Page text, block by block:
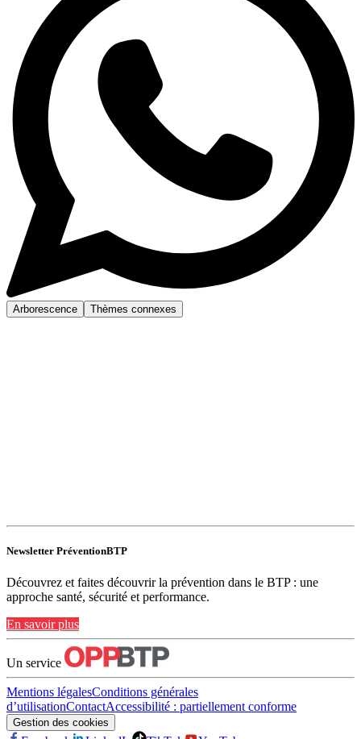
Arborescence Thèmes connexes
Newsletter PréventionBTP
Découvrez et faites découvrir la prévention dans le BTP : une
approche santé, sécurité et performance.
En savoir plus
Un service
Mentions légalesConditions générales
d’utilisationContactAccessibilité : partiellement conforme
Gestion des cookies